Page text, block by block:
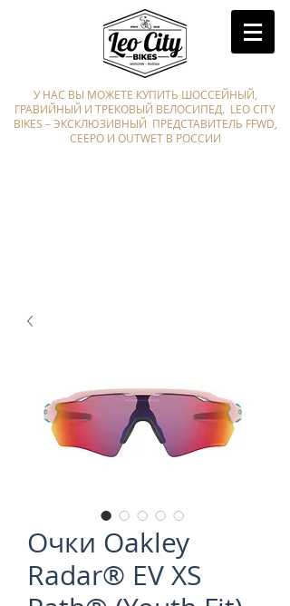
У НАС ВЫ МОЖЕТЕ КУПИТЬ ШОССЕЙНЫЙ,
ГРАВИЙНЫЙ И ТРЕКОВЫЙ ВЕЛОСИПЕД. LEO CITY
BIKES – ЭКСКЛЮЗИВНЫЙ ПРЕДСТАВИТЕЛЬ FFWD,
CEEPO И OUTWET В РОССИИ
Очки Oakley
Radar® EV XS